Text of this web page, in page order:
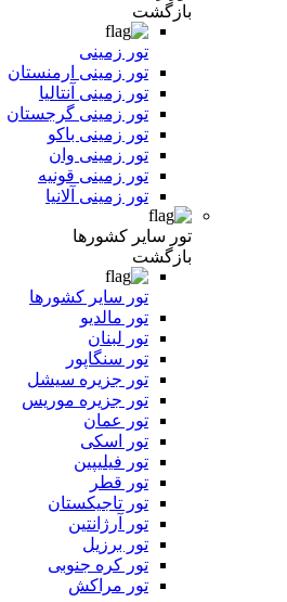
بازگشت
تور زمینی
تور زمینی ارمنستان
تور زمینی آنتالیا
تور زمینی گرجستان
تور زمینی باکو
تور زمینی وان
تور زمینی قونیه
تور زمینی آلانیا
تور سایر کشورها
بازگشت
تور سایر کشورها
تور مالدیو
تور لبنان
تور سنگاپور
تور جزیره سیشل
تور جزیره موریس
تور عمان
تور اسکی
تور فیلیپین
تور قطر
تور تاجیکستان
تور آرژانتین
تور برزیل
تور کره جنوبی
تور مراکش